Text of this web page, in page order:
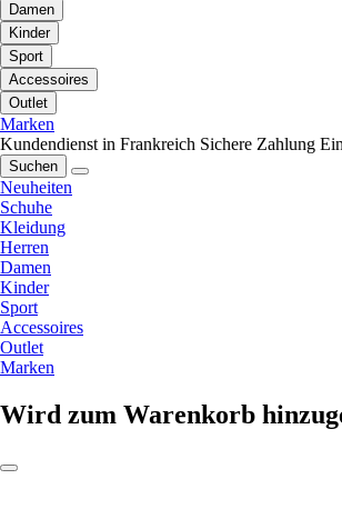
Damen
Kinder
Sport
Accessoires
Outlet
Marken
Kundendienst in Frankreich Sichere Zahlung
Suchen
Neuheiten
Schuhe
Kleidung
Herren
Damen
Kinder
Sport
Accessoires
Outlet
Marken
Wird zum Warenkorb